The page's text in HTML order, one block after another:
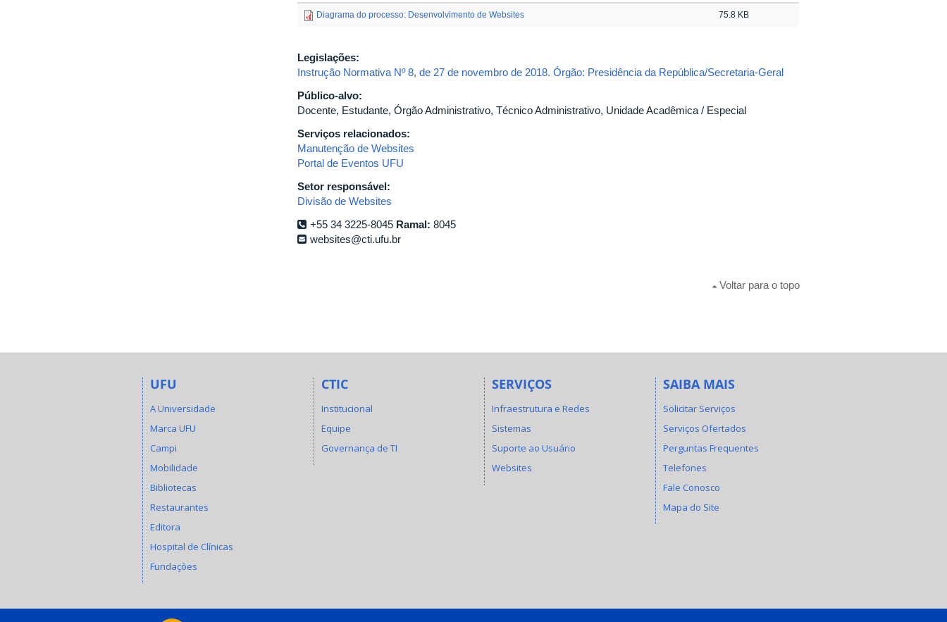
Diagrama do processo: Desenvolvimento de Websites 75.8 KB
Legislações:
Instrução Normativa Nº 8, de 27 de novembro de 2018. Órgão: Presidência da República/Secretaria-Geral
Público-alvo:
Docente, Estudante, Órgão Administrativo, Técnico Administrativo, Unidade Acadêmica / Especial
Serviços relacionados:
Manutenção de Websites
Portal de Eventos UFU
Setor responsável:
Divisão de Websites
+55 34 3225-8045 Ramal: 8045
websites@cti.ufu.br
Voltar para o topo
UFU
A Universidade
Marca UFU
Campi
Mobilidade
Bibliotecas
Restaurantes
Editora
Hospital de Clínicas
Fundações
CTIC
Institucional
Equipe
Governança de TI
SERVIÇOS
Infraestrutura e Redes
Sistemas
Suporte ao Usuário
Websites
SAIBA MAIS
Solicitar Serviços
Serviços Ofertados
Perguntas Frequentes
Telefones
Fale Conosco
Mapa do Site